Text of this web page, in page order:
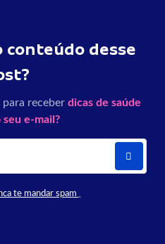
conteúdo desse
receber dicas de saúde
e-mail?
te mandar spam